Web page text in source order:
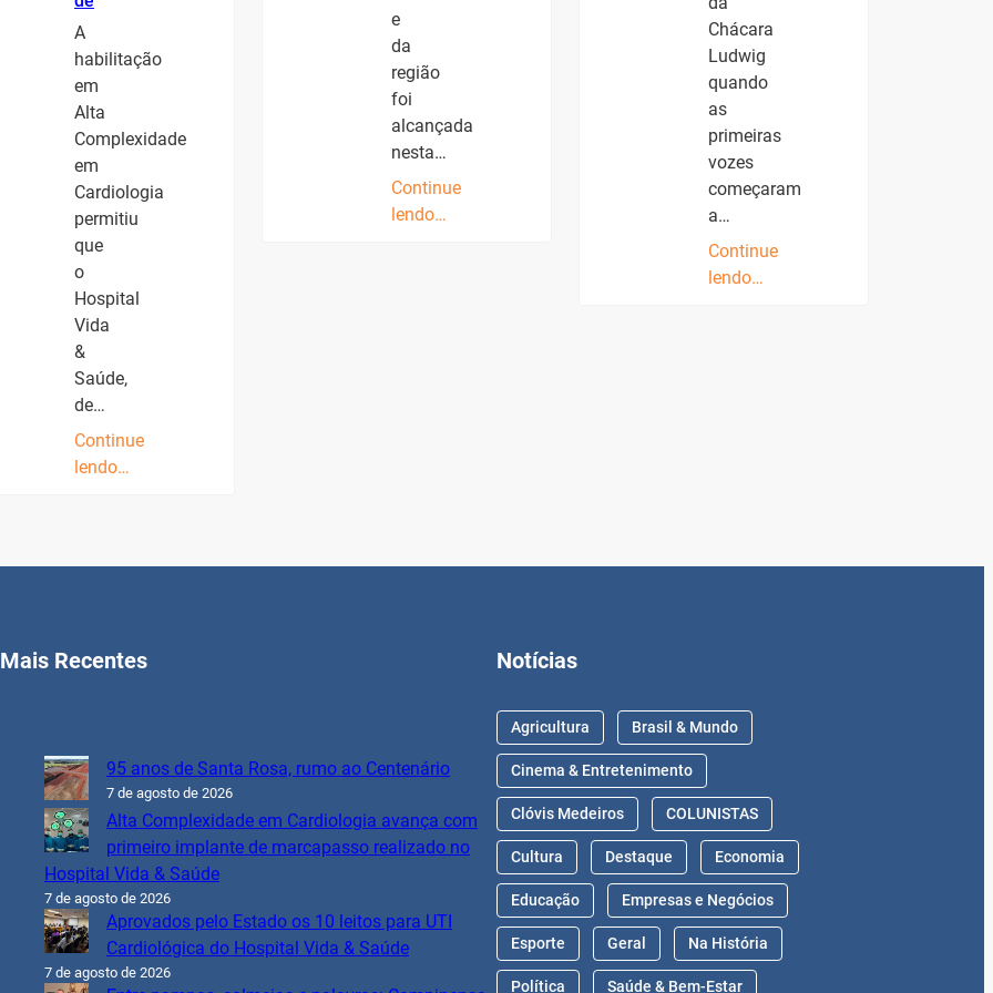
A
habilitação
em
Alta
Complexidade
em
Cardiologia
permitiu
que
o
Hospital
Vida
&
Saúde,
de…
Continue
lendo…
e
da
região
foi
alcançada
nesta…
Continue
lendo…
Chácara
Ludwig
quando
as
primeiras
vozes
começaram
a…
Continue
lendo…
Mais Recentes
95 anos de Santa Rosa, rumo ao Centenário
7 de agosto de 2026
Alta Complexidade em Cardiologia avança com
primeiro implante de marcapasso realizado no
Hospital Vida & Saúde
7 de agosto de 2026
Aprovados pelo Estado os 10 leitos para UTI
Cardiológica do Hospital Vida & Saúde
7 de agosto de 2026
Notícias
Agricultura Brasil & Mundo
Cinema & Entretenimento
Clóvis Medeiros COLUNISTAS
Cultura Destaque Economia
Educação Empresas e Negócios
Esporte Geral Na História
Política Saúde & Bem-Estar